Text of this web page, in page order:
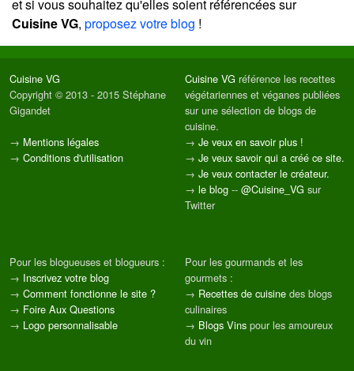
et si vous souhaitez qu'elles soient référencées sur
Cuisine VG, proposez votre blog !
Cuisine VG
Copyright © 2013 - 2015 Stéphane
Gigandet
→ Mentions légales
→ Conditions d'utilisation
Cuisine VG référence les recettes
végétariennes et véganes publiées
sur une sélection de blogs de
cuisine.
→ Je veux en savoir plus !
→ Je veux savoir qui a créé ce site.
→ Je veux contacter le créateur.
→ le blog -- @Cuisine_VG sur
Twitter
Pour les blogueuses et blogueurs :
→ Inscrivez votre blog
→ Comment fonctionne le site ?
→ Foire Aux Questions
→ Logo personnalisable
Pour les gourmands et les
gourmets :
→ Recettes de cuisine des blogs
culinaires
→ Blogs Vins pour les amoureux
du vin